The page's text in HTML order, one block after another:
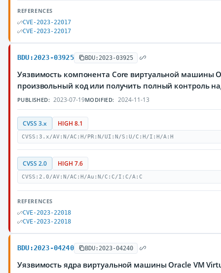
REFERENCES
CVE-2023-22017
CVE-2023-22017
BDU:2023-03925 BDU:2023-03925
Уязвимость компонента Core виртуальной машины
произвольный код или получить полный контроль
PUBLISHED: 2023-07-19MODIFIED: 2024-11-13
CVSS 3.x HIGH 8.1
CVSS:3.x/AV:N/AC:H/PR:N/UI:N/S:U/C:H/I:H/A:H
CVSS 2.0 HIGH 7.6
CVSS:2.0/AV:N/AC:H/Au:N/C:C/I:C/A:C
REFERENCES
CVE-2023-22018
CVE-2023-22018
BDU:2023-04240 BDU:2023-04240
Уязвимость ядра виртуальной машины Oracle VM